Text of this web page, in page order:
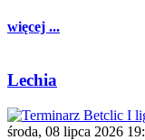
więcej ...
Lechia
środa, 08 lipca 2026